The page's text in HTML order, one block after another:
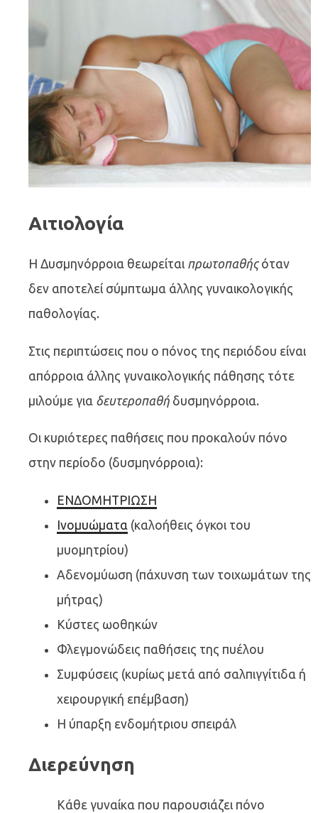
Αιτιολογία
Η Δυσμηνόρροια θεωρείται πρωτοπαθήςόταν
δεν αποτελεί σύμπτωμα άλλης γυναικολογικής
παθολογίας.
Στις περιπτώσεις που ο πόνος της περιόδου είναι
απόρροια άλλης γυναικολογικής πάθησης τότε
μιλούμε για δευτεροπαθή δυσμηνόρροια.
Οι κυριότερες παθήσεις που προκαλούν πόνο
στην περίοδο (δυσμηνόρροια):
ΕΝΔΟΜΗΤΡΙΩΣΗ
Ινομυώματα (καλοήθεις όγκοι του
μυομητρίου)
Αδενομύωση (πάχυνση των τοιχωμάτων της
μήτρας)
Κύστες ωοθηκών
Φλεγμονώδεις παθήσεις της πυέλου
Συμφύσεις (κυρίως μετά από σαλπιγγίτιδα ή
χειρουργική επέμβαση)
Η ύπαρξη ενδομήτριου σπειράλ
Διερεύνηση
Κάθε γυναίκα που παρουσιάζει πόνο